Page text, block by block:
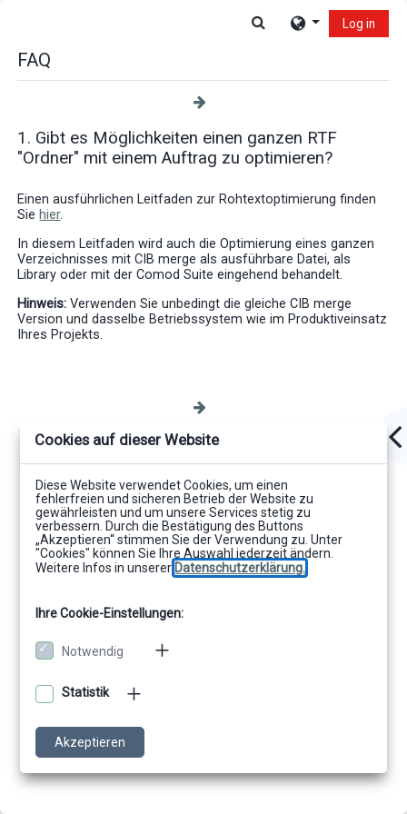
Toggle search input
Log in
FAQ
1. Gibt es Möglichkeiten einen ganzen RTF
"Ordner" mit einem Auftrag zu optimieren?
Einen ausführlichen Leitfaden zur Rohtextoptimierung finden
Sie hier.
In diesem Leitfaden wird auch die Optimierung eines ganzen
Verzeichnisses mit CIB merge als ausführbare Datei, als
Library oder mit der Comod Suite eingehend behandelt.
Hinweis: Verwenden Sie unbedingt die gleiche CIB merge
Version und dasselbe Betriebssystem wie im Produktiveinsatz
Ihres Projekts.
Cookies auf dieser Website
Diese Website verwendet Cookies, um einen
fehlerfreien und sicheren Betrieb der Website zu
gewährleisten und um unsere Services stetig zu
verbessern. Durch die Bestätigung des Buttons
„Akzeptieren“ stimmen Sie der Verwendung zu. Unter
"Cookies" können Sie Ihre Auswahl jederzeit ändern.
Weitere Infos in unserer Datenschutzerklärung.
Ihre Cookie-Einstellungen:
Notwendig
Statistik
Akzeptieren